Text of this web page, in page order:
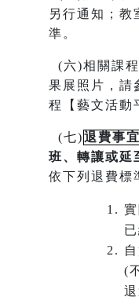
另行通知；教
準。
(六)相關課
果展照片，請
程【藝文活動
(七)退費事宜
班、 轉讓或延
依下列退費標
(